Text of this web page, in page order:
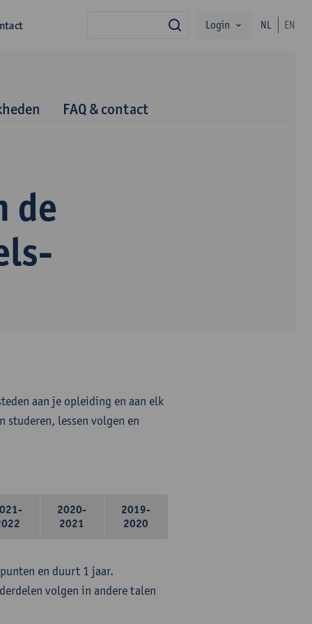
zoekLogin NL EN
FAQ & contact
de
aan je opleiding en aan elk
studeren, lessen volgen en
2020-
2021
2019-
2020
en duurt 1 jaar.
volgen in andere talen